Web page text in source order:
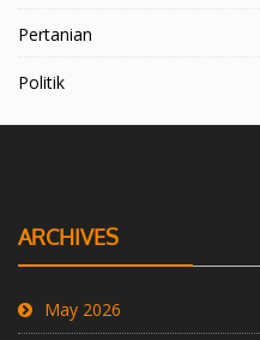
Pertanian
Politik
ARCHIVES
May 2026